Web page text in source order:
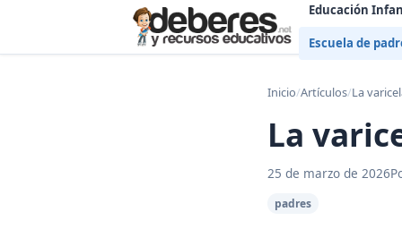
Educación
Escuela de
Inicio/Artículos/La
La
25 de marzo de 2026
padres